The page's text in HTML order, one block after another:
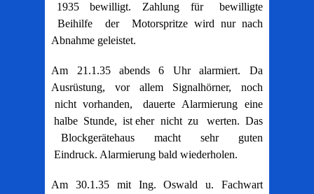
1935 bewilligt. Zahlung für bewilligte
Beihilfe der Motorspritze wird nur nach
Abnahme geleistet.
Am 21.1.35 abends 6 Uhr alarmiert. Da
Ausrüstung, vor allem Signalhörner, noch
nicht vorhanden, dauerte Alarmierung eine
halbe Stunde, ist eher nicht zu werten. Das
Blockgerätehaus macht sehr guten
Eindruck. Alarmierung bald wiederholen.
Am 30.1.35 mit Ing. Oswald u. Fachwart